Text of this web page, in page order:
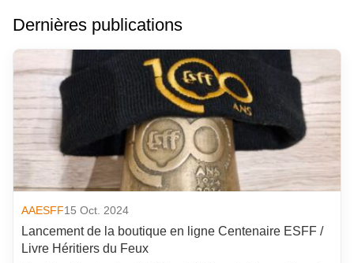
Dernières publications
AAESFF15 Oct. 2024
Lancement de la boutique en ligne Centenaire ESFF /
Livre Héritiers du Feux